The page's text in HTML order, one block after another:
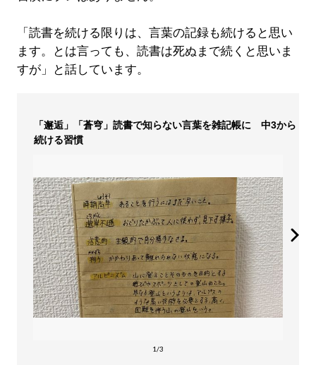
「読書を続ける限りは、言葉の記録も続けると思い
ます。とは言っても、読書は死ぬまで続くと思いま
すが」と話しています。
「邂逅」「蒼穹」読書で知らない言葉を雑記帳に 中3から
続ける習慣
1/3